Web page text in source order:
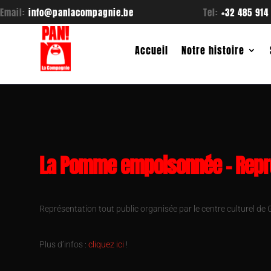
Email: info@panlacompagnie.be Tel: +32 485
Accueil Notre histoire
La Pomme empoisonnée –
Représentation tout public organisée par le centre culturel de
Plus d’infos : cliquez ici !